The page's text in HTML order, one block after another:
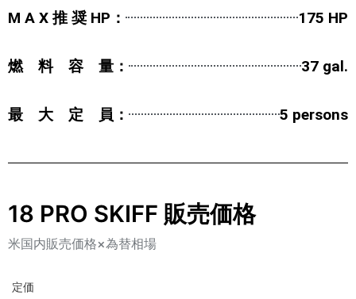
M A X 推 奨 HP： 175 HP
燃 料 容 量： 37 gal.
最 大 定 員： 5 persons
18 PRO SKIFF 販売価格
米国内販売価格×為替相場
定価